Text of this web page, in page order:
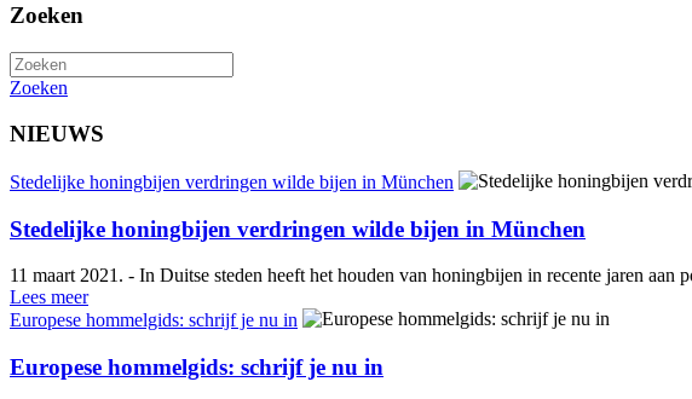
Zoeken
Zoeken
NIEUWS
Stedelijke honingbijen verdringen wilde bijen in München
Stedelijke honingbijen verdringen wilde bijen in München
11 maart 2021. - In Duitse steden heeft het houden van honingbijen in recente jaren
Lees meer
Europese hommelgids: schrijf je nu in
Europese hommelgids: schrijf je nu in